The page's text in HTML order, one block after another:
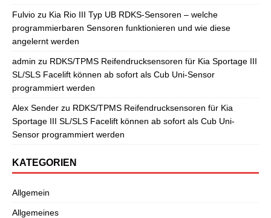
Fulvio zu Kia Rio III Typ UB RDKS-Sensoren – welche
programmierbaren Sensoren funktionieren und wie diese
angelernt werden
admin zu RDKS/TPMS Reifendrucksensoren für Kia Sportage III
SL/SLS Facelift können ab sofort als Cub Uni-Sensor
programmiert werden
Alex Sender zu RDKS/TPMS Reifendrucksensoren für Kia
Sportage III SL/SLS Facelift können ab sofort als Cub Uni-
Sensor programmiert werden
KATEGORIEN
Allgemein
Allgemeines